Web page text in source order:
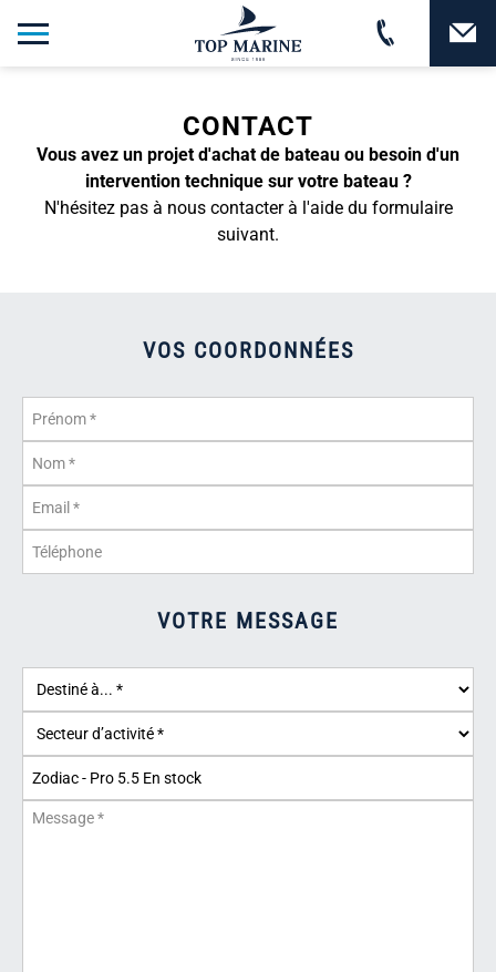
CONTACT
Vous avez un projet d'achat de bateau ou besoin d'un
intervention technique sur votre bateau ?
N'hésitez pas à nous contacter à l'aide du formulaire
suivant.
VOS COORDONNÉES
VOTRE MESSAGE